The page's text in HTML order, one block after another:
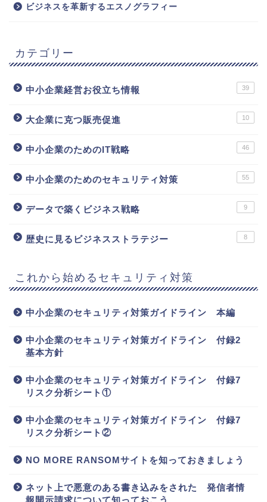
ビジネスを革新するエスノグラフィー
カテゴリー
中小企業経営お役立ち情報 39
大企業に克つ販売促進 10
中小企業のためのIT戦略 46
中小企業のためのセキュリティ対策 55
データで築くビジネス戦略 9
歴史に見るビジネスストラテジー 8
これから始めるセキュリティ対策
中小企業のセキュリティ対策ガイドライン 本編
中小企業のセキュリティ対策ガイドライン 付録2
基本方針
中小企業のセキュリティ対策ガイドライン 付録7
リスク分析シート①
中小企業のセキュリティ対策ガイドライン 付録7
リスク分析シート②
NO MORE RANSOMサイトを知っておきましょう
ネット上で悪意のある書き込みをされた 発信者情
報開示請求について知っておこう